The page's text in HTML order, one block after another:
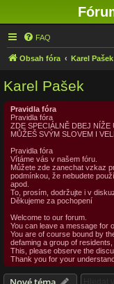
FAQ
Obsah fóra Karel Pašek
Karel Pašek
Pravidla fóra
Pravidla fóra
ZDE SPECIÁLNĚ DBEJ NÍŽE
MŮŽEŠ SVÝM SLOVEM I
Pravidla fóra
Vítáme vás v našem fóru.
Můžete zde zanechat vzkaz
podmínkou, že nebudete
apod.
To, prosím, dodržujte i v
Děkujeme za pochopení
Welcome to our forum.
You can leave a message for
You are of course bound by
defaming a group of residents,
This, please observe the
Thank you for your